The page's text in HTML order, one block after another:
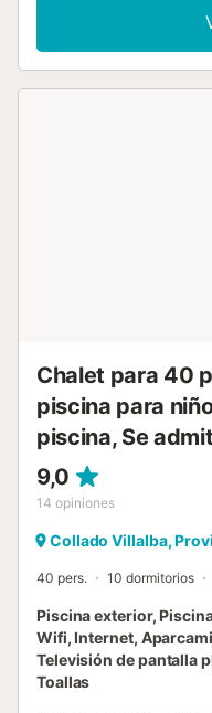
Además, contarás con
limpieza diaria,
chófer y traslados
de 5 estrellas, con
mármol con vistas al
iluminados por la
naturaleza con el canto
Chalet para 40
piscina para
piscina, Se
9,0
14 opiniones
Collado Villalba,
40 pers. 10 dormitorios
Piscina exterior,
Wifi, Internet,
Televisión de pantalla
Toallas